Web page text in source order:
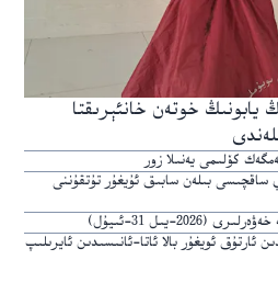
خوتەن خانئېرىقتا
كۆلىمى يەنىلا زور
ساقچىسى بىلەن سابىق ئۇيغۇر تۇتقۇننى
يىل 31-ئىيۇل)
ئۇيغۇر رايونىدا 143 مىڭدىن ئارتۇق ئويغۇر بالا ئاتا-ئانىسىدىن ئايرىلىپ